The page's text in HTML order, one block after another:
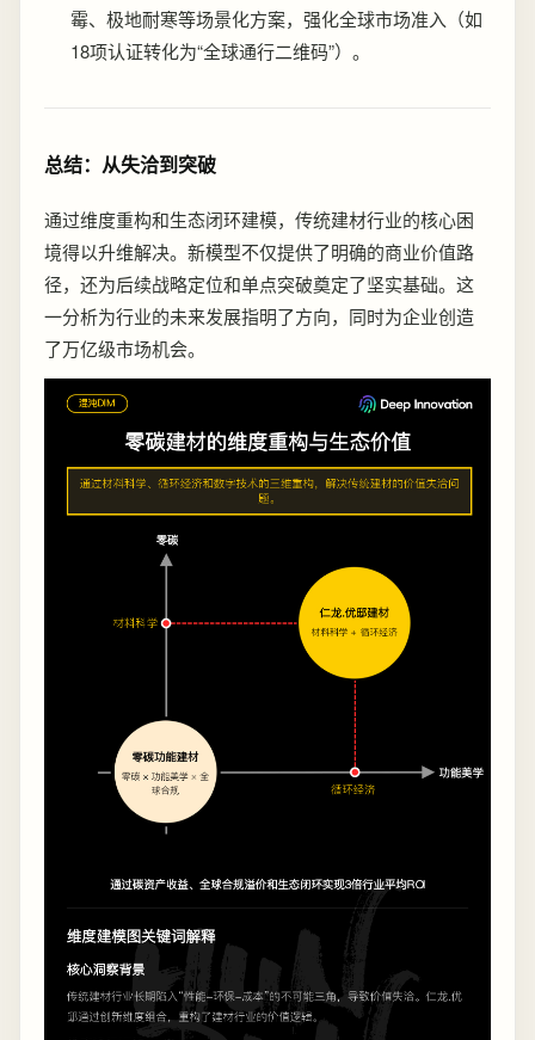
霉、极地耐寒等场景化方案，强化全球市场准入（如
18项认证转化为“全球通行二维码”）。
总结：从失洽到突破
通过维度重构和生态闭环建模，传统建材行业的核心困
境得以升维解决。新模型不仅提供了明确的商业价值路
径，还为后续战略定位和单点突破奠定了坚实基础。这
一分析为行业的未来发展指明了方向，同时为企业创造
了万亿级市场机会。